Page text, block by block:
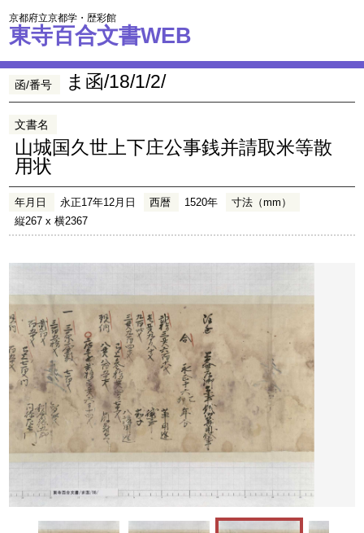
京都府立京都学・歴彩館
東寺百合文書WEB
函/番号 ま函/18/1/2/
文書名
山城国久世上下庄公事銭并請取米等散
用状
年月日 永正17年12月日 西暦 1520年
寸法（mm）
縦267 x 横2367